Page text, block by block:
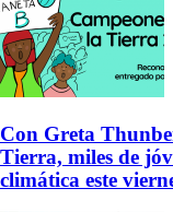
Con Greta
Tierra, miles de
climática este